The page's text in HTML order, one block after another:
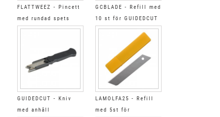
FLATTWEEZ - Pincett
med rundad spets
GCBLADE - Refill med
10 st för GUIDEDCUT
GUIDEDCUT - Kniv
med anhåll
LAMOLFA25 - Refill
med 5st för